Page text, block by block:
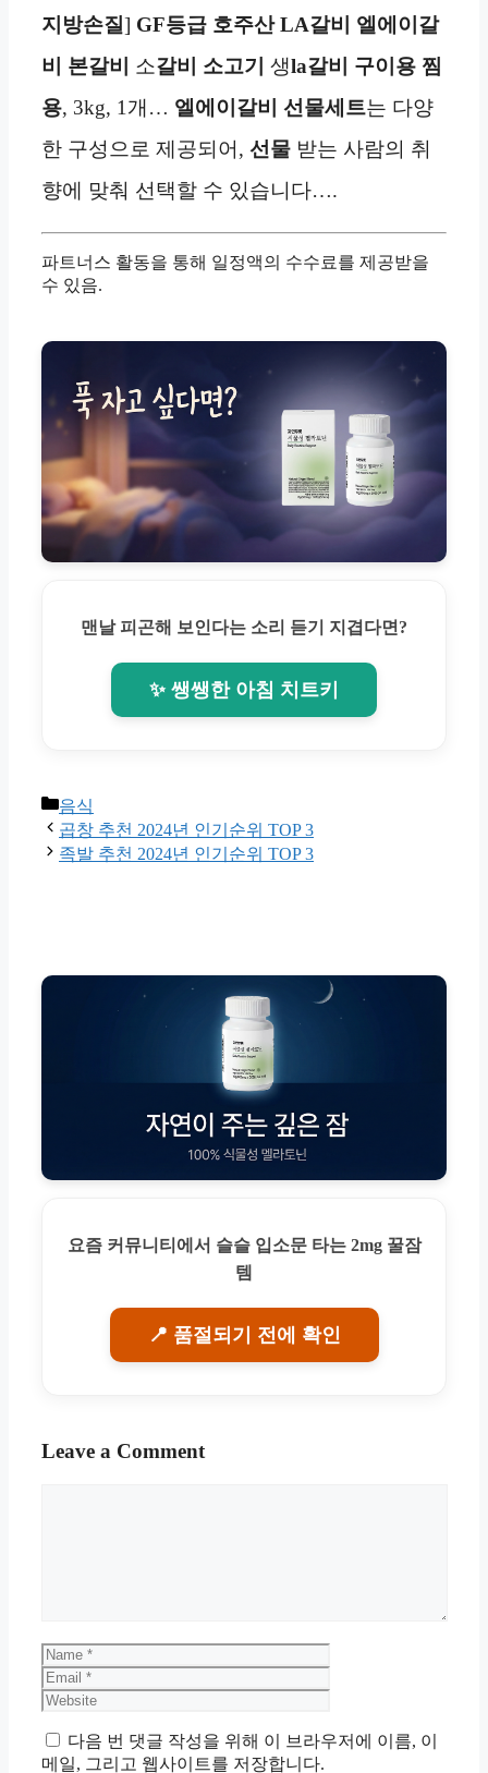
지방손질] GF등급 호주산 LA갈비
엘에이갈
비 본갈비
소갈비 소고기 생la갈비
구이용 찜
용, 3kg, 1개… 엘에이갈비 선물세트는 다양
한 구성으로 제공되어, 선물 받는 사람의 취
향에 맞춰 선택할 수 있습니다….
파트너스 활동을 통해 일정액의 수수료를 제공받을
수 있음.
맨날 피곤해 보인다는 소리 듣기 지겹다면?
✨ 쌩쌩한 아침 치트키
Categories
음식
곱창 추천 2024년 인기순위 TOP 3
족발 추천 2024년 인기순위 TOP 3
요즘 커뮤니티에서 슬슬 입소문 타는 2mg 꿀잠
템
📍 품절되기 전에 확인
Leave a Comment
Name
다음 번 댓글 작성을 위해 이 브라우저에 이름, 이
메일, 그리고 웹사이트를 저장합니다.